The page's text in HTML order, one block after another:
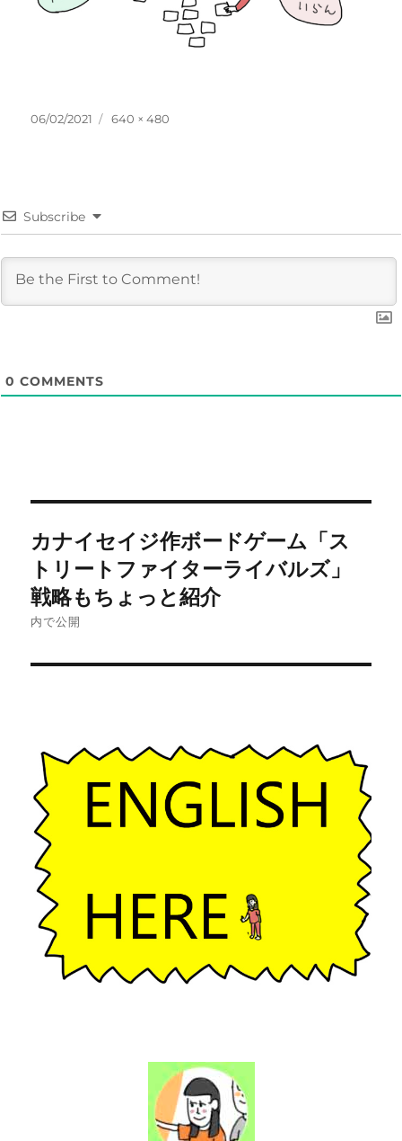
投
06/02/2021
フ
640 × 480
Subscribe
0 COMMENTS
稿
ナ
ビ
ゲ
シ
ョ
ン
カナイセイジ作ボードゲーム「ス
トリートファイターライバルズ」
戦略もちょっと紹介
内で公開